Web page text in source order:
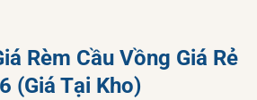
Rèm Cầu Vồng Giá Rẻ
(Giá Tại Kho)